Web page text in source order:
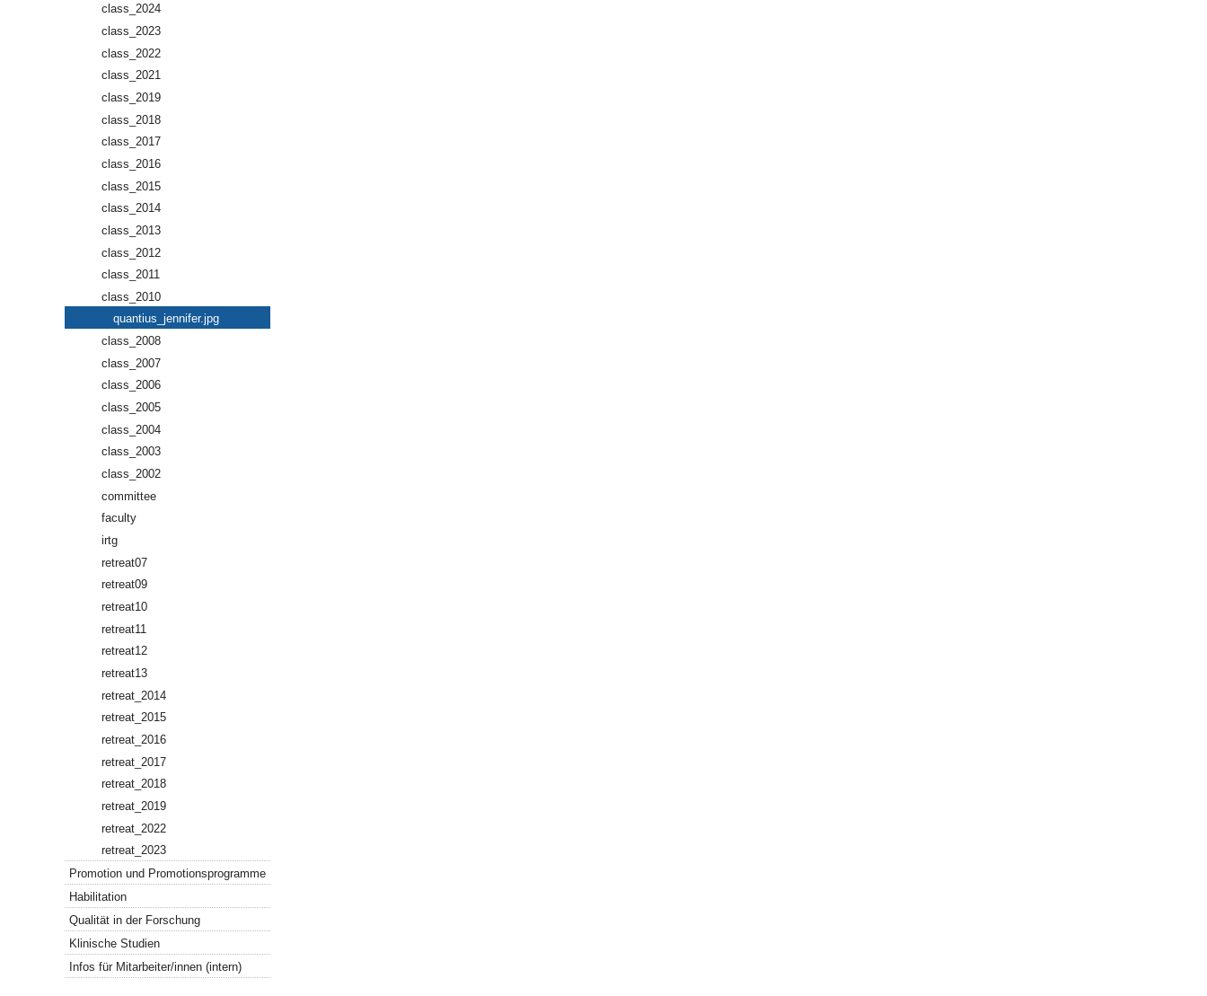
class_2024
class_2023
class_2022
class_2021
class_2019
class_2018
class_2017
class_2016
class_2015
class_2014
class_2013
class_2012
class_2011
class_2010
quantius_jennifer.jpg
class_2008
class_2007
class_2006
class_2005
class_2004
class_2003
class_2002
committee
faculty
irtg
retreat07
retreat09
retreat10
retreat11
retreat12
retreat13
retreat_2014
retreat_2015
retreat_2016
retreat_2017
retreat_2018
retreat_2019
retreat_2022
retreat_2023
Promotion und Promotionsprogramme
Habilitation
Qualität in der Forschung
Klinische Studien
Infos für Mitarbeiter/innen (intern)